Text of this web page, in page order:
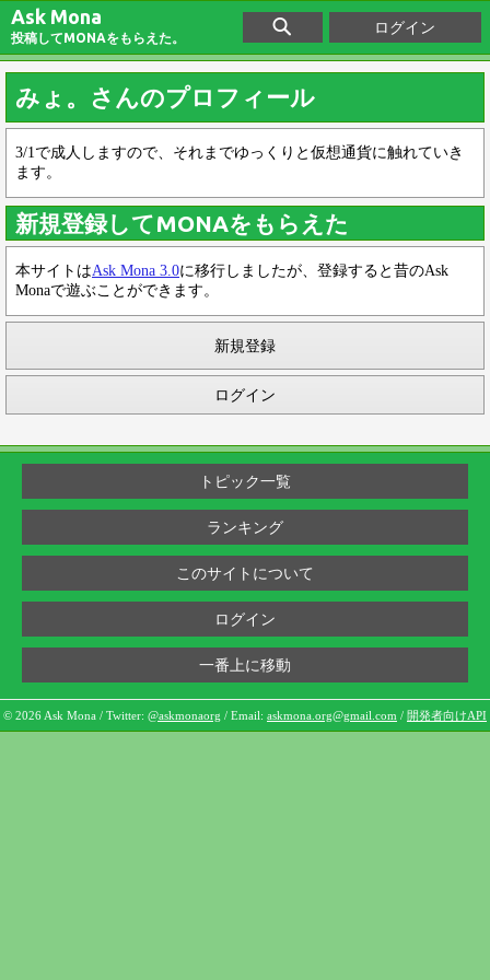
Ask Mona
投稿してMONAをもらえた。
ログイン
みょ。さんのプロフィール
3/1で成人しますので、それまでゆっくりと仮想通貨に触れていき
ます。
新規登録してMONAをもらえた
本サイトはAsk Mona 3.0に移行しましたが、登録すると昔のAsk
Monaで遊ぶことができます。
新規登録
ログイン
トピック一覧
ランキング
このサイトについて
ログイン
一番上に移動
© 2026 Ask Mona / Twitter: @askmonaorg / Email: askmona.org@gmail.com / 開発者向けAPI